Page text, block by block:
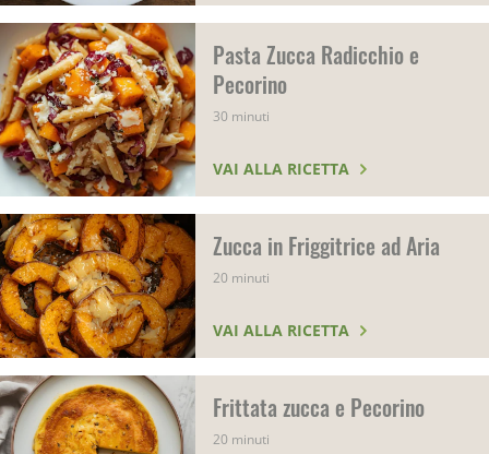
Pasta Zucca Radicchio e
Pecorino
30 minuti
VAI ALLA RICETTA
Zucca in Friggitrice ad Aria
20 minuti
VAI ALLA RICETTA
Frittata zucca e Pecorino
20 minuti